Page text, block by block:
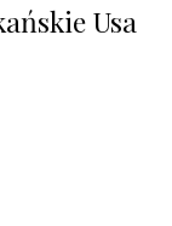
Usa